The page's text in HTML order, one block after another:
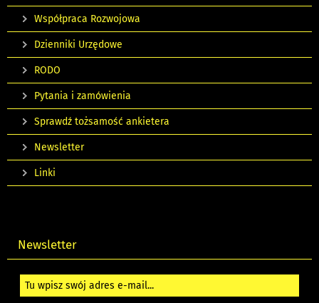
Współpraca Rozwojowa
Dzienniki Urzędowe
RODO
Pytania i zamówienia
Sprawdź tożsamość ankietera
Newsletter
Linki
Newsletter